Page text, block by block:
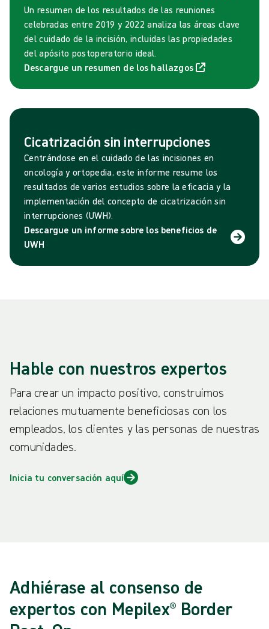
Un resumen de los resultados de las reuniones
celebradas entre 2019 y 2022 analiza las áreas clave
del cuidado de la incisión, incluidas las propiedades
del apósito postoperatorio ideal.
Descargue un resumen de los hallazgos
Cicatrización sin interrupciones
Centrándose en el cuidado de las incisiones en
oncología y ortopedia, este informe resume los
resultados de varios estudios sobre la eficacia y la
implementación del concepto de cicatrización sin
interrupciones (UWH).
Descargue un informe sobre los beneficios de
UWH
Hable con nuestros expertos
Para crear un impacto positivo, construimos
relaciones mutuamente beneficiosas con los
empleados, los clientes y las personas de nuestras
comunidades.
Inicia tu conversación aquí
Adhiérase al consenso de
expertos con Mepilex® Border